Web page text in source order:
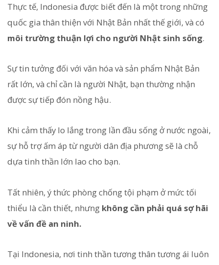
Thực tế, Indonesia được biết đến là một trong những
quốc gia thân thiện với Nhật Bản nhất thế giới, và có
môi trường thuận lợi cho người Nhật sinh sống.
Sự tin tưởng đối với văn hóa và sản phẩm Nhật Bản
rất lớn, và chỉ cần là người Nhật, bạn thường nhận
được sự tiếp đón nồng hậu.
Khi cảm thấy lo lắng trong lần đầu sống ở nước ngoài,
sự hỗ trợ ấm áp từ người dân địa phương sẽ là chỗ
dựa tinh thần lớn lao cho bạn.
Tất nhiên, ý thức phòng chống tội phạm ở mức tối
thiểu là cần thiết, nhưng không cần phải quá sợ hãi
về vấn đề an ninh.
Tại Indonesia, nơi tinh thần tương thân tương ái luôn